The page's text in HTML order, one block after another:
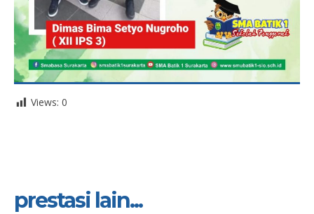
Views: 0
prestasi lain...